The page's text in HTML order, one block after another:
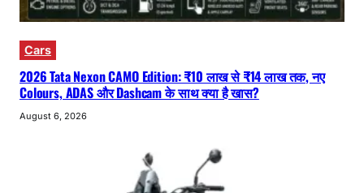
Cars
2026 Tata Nexon CAMO Edition: ₹10 लाख से ₹14 लाख तक, नए
Colours, ADAS और Dashcam के साथ क्या है खास?
August 6, 2026